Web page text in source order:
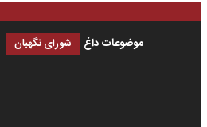
موضوعات داغ شورای نگهبان